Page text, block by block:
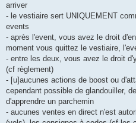
arriver
- le vestiaire sert UNIQUEMENT
events
- après l'event, vous avez le droit
moment vous quittez le vestiaire,
- entre les deux, vous avez le droit
(cf règlement)
- [u]aucunes actions de boost ou
cependant possible de glandouiller,
d'apprendre un parchemin
- aucunes ventes en direct n'est